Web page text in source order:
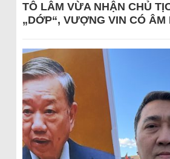
TÔ LÂM VỪA NHẬN CHỦ
„DỚP“, VƯỢNG VIN CÓ ÂM